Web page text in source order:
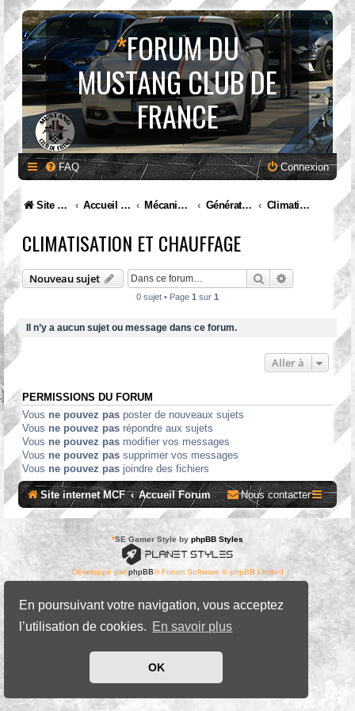
En poursuivant votre navigation, vous acceptez
l’utilisation de cookies. En savoir plus
OK
*FORUM DU
MUSTANG CLUB DE
FRANCE
FAQ Connexion
Site internet MCF Accueil Forum Mécanique et entretien Génération IV. Mustang (1994 à 2004) Climatisation et chauffage
CLIMATISATION ET CHAUFFAGE
Nouveau sujet RechercherRecherche
0 sujet • Page 1 sur 1
Il n’y a aucun sujet ou message dans ce forum.
Aller à
PERMISSIONS DU FORUM
Vous ne pouvez pas poster de nouveaux sujets
Vous ne pouvez pas répondre aux sujets
Vous ne pouvez pas modifier vos messages
Vous ne pouvez pas supprimer vos messages
Vous ne pouvez pas joindre des fichiers
Site internet MCF Accueil Forum Nous contacter
*SE Gamer Style by phpBB Styles
Développé parphpBB® Forum Software © phpBB Limited
Confidentialité|